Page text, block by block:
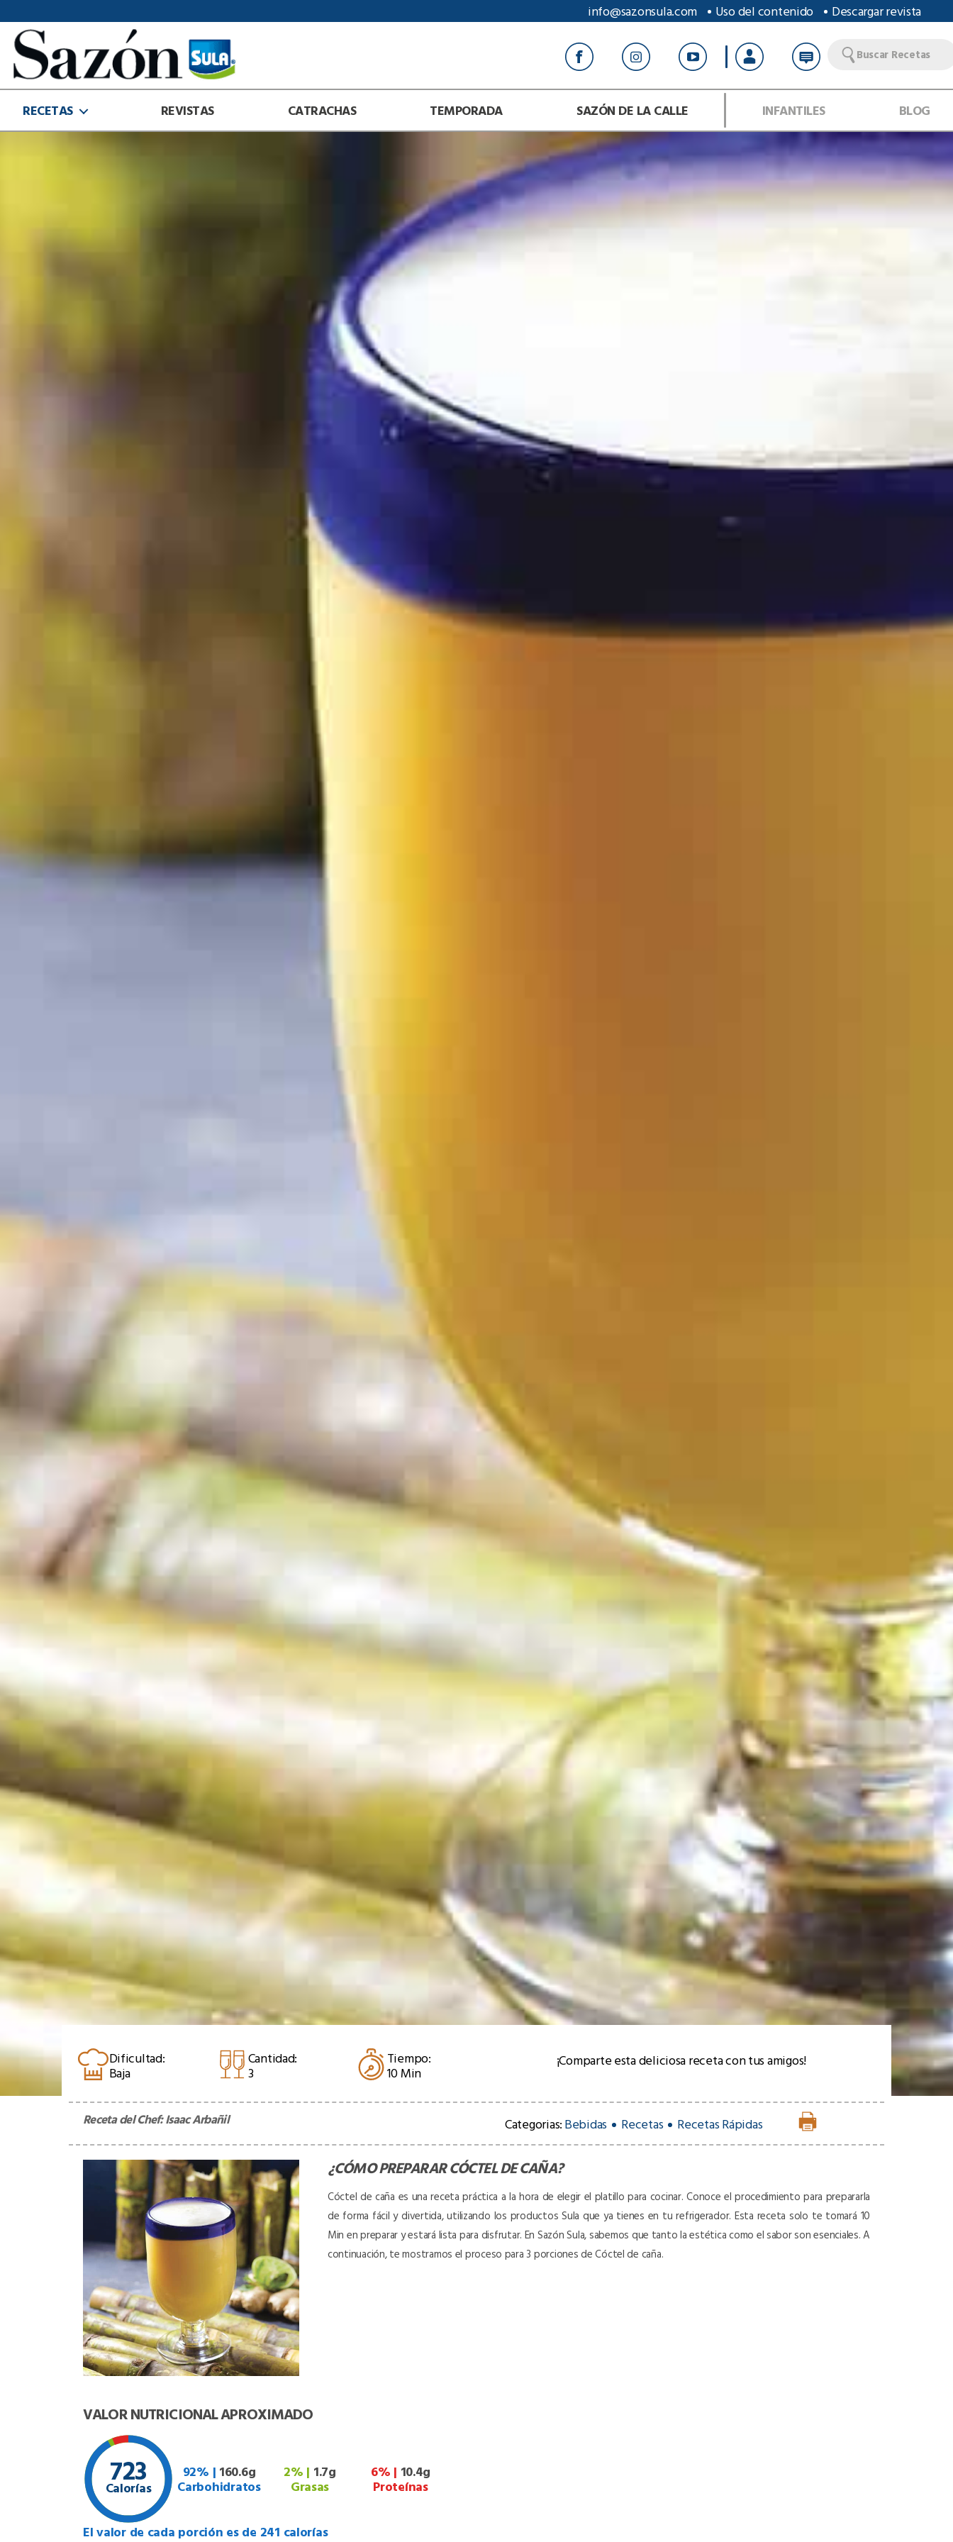
info@sazonsula.com Uso del contenido Descargar revista
Sazón
Sula
Buscar Recetas
RECETAS REVISTAS CATRACHAS TEMPORADA SAZÓN DE LA CALLE INFANTILES BLOG
Dificultad:
Baja
Cantidad:
3
Tiempo:
10 Min
¡Comparte esta deliciosa receta con tus amigos!
Receta del Chef:Isaac Arbañil Categorias:Bebidas Recetas Recetas Rápidas
¿CÓMO PREPARARCÓCTEL DE CAÑA?
Cóctel de caña es una receta práctica a la hora de elegir el platillo para cocinar. Conoce el procedimiento para prepararla
de forma fácil y divertida, utilizando los productos Sula que ya tienes en tu refrigerador. Esta receta solo te tomará 10
Min en preparar y estará lista para disfrutar. En Sazón Sula, sabemos que tanto la estética como el sabor son esenciales. A
continuación, te mostramos el proceso para 3 porciones de Cóctel de caña.
VALOR NUTRICIONAL APROXIMADO
723
Calorías
92% | 160.6g
Carbohidratos
2% | 1.7g
Grasas
6% | 10.4g
Proteínas
El valor de cada porción es de 241 calorías